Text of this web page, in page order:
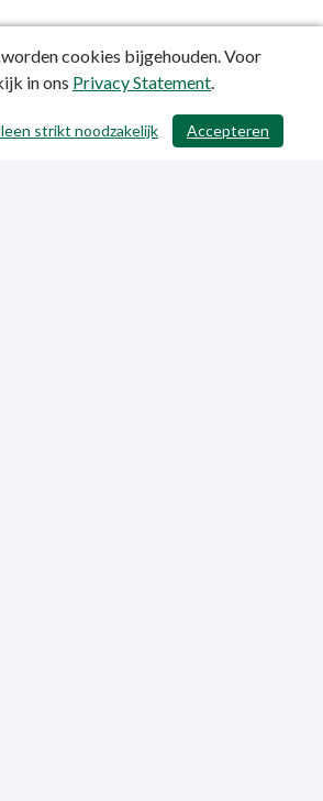
/ 645
cookies bijgehouden. Voor
in ons Privacy Statement.
Accepteren
strikt noodzakelijk